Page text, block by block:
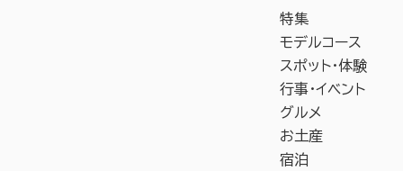
特集
モデルコース
スポット・体験
行事・イベント
グルメ
お土産
宿泊